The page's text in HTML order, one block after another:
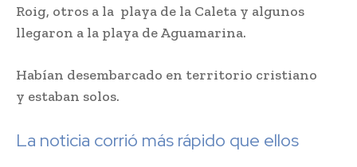
Roig, otros a la playa de la Caleta y algunos
llegaron a la playa de Aguamarina.
Habían desembarcado en territorio cristiano
y estaban solos.
La noticia corrió más rápido que ellos